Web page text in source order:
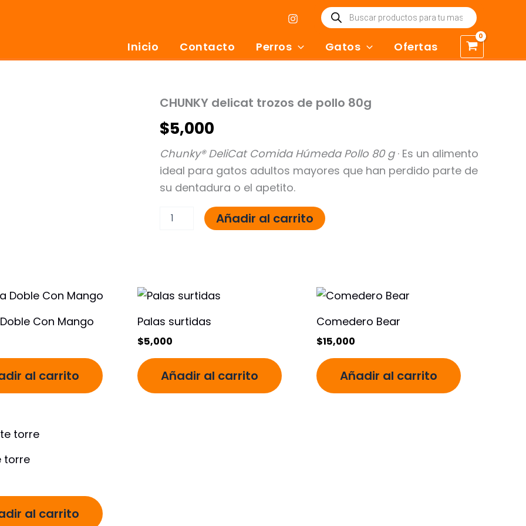
Búsqueda
de
Inicio Contacto Perros Gatos Ofertas
CHUNKY delicat trozos de pollo 80g
$5,000
Chunky® DeliCat Comida Húmeda Pollo 80 g· Es un alimento
ideal para gatos adultos mayores que han perdido parte de
su dentadura o el apetito.
CHUNKY
trozos
de
pollo
80g
cantidad
Añadir al carrito
Con Mango
al carrito
Palas surtidas
$5,000
Añadir al carrito
Comedero Bear
$15,000
Añadir al carrito
torre
al carrito